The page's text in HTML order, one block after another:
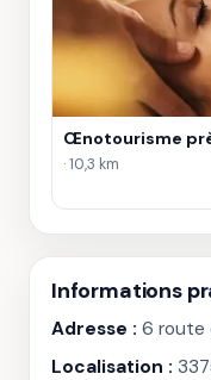
Œnotourisme
· 10,3 km
Informations
Adresse : 6 route
Localisation :